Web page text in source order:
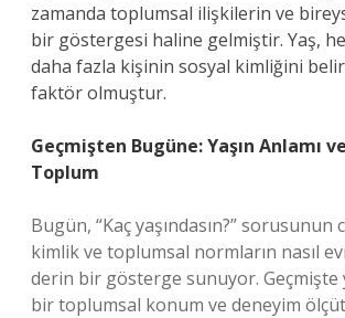
zamanda toplumsal ilişkilerin ve
bir göstergesi haline gelmiştir. Yaş,
daha fazla kişinin sosyal kimliğini
faktör olmuştur.
Geçmişten Bugüne: Yaşın Anlamı
Toplum
Bugün, “Kaç yaşındasın?” sorusunun
kimlik ve toplumsal normların nasıl
derin bir gösterge sunuyor. Geçmişte
bir toplumsal konum ve deneyim